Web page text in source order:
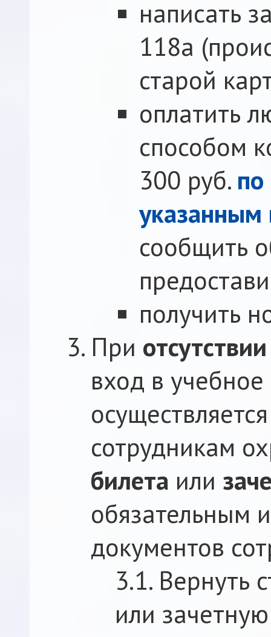
написать
118a
старой
оплатить
способом
300 руб.
указанным
сообщить
получить
При
вход в
сотрудникам
билета или
обязательным
документов
3.1. Вернуть
или